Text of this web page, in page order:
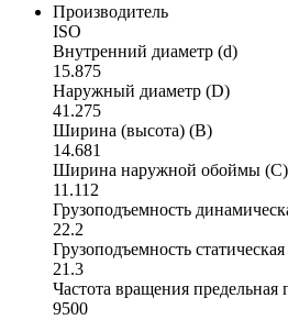
Производитель
ISO
Внутренний диаметр (d)
15.875
Наружный диаметр (D)
41.275
Ширина (высота) (B)
14.681
Ширина наружной обоймы (C)
11.112
Грузоподъемность
22.2
Грузоподъемность
21.3
Частота вращения предельная
9500